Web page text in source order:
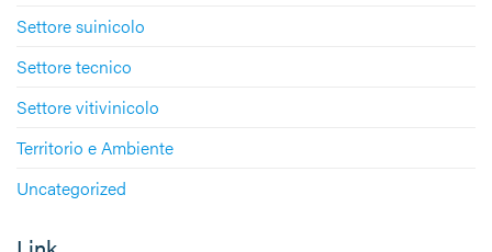
Settore suinicolo
Settore tecnico
Settore vitivinicolo
Territorio e Ambiente
Uncategorized